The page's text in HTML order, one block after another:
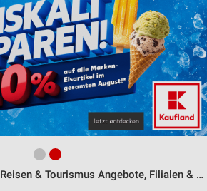
Reisen & Tourismus Angebote, Filialen & Öffnungszeiten